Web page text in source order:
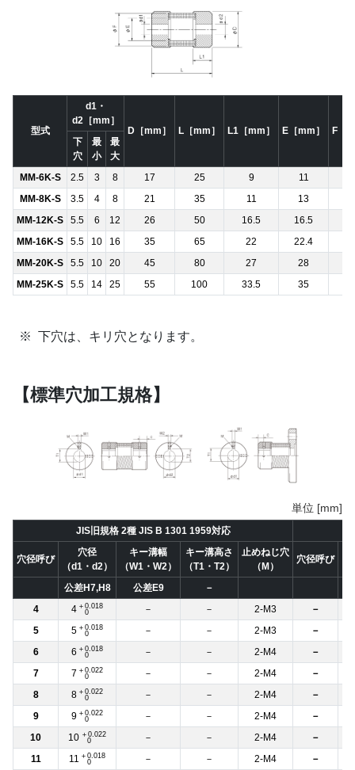
型式
d1・
d2［mm］
D［mm］
L［mm］ L1［mm］ E［mm］
F［
下
穴
最
小
最
大
MM-6K-S
2.5 3 8 17 25 9 11
MM-8K-S
3.5 4 8 21 35 11 13
MM-12K-S
5.5 6 12 26 50 16.5 16.5
MM-16K-S
5.5 10 16 35 65 22 22.4
MM-20K-S
5.5 10 20 45 80 27 28
MM-25K-S
5.5 14 25 55 100 33.5 35
下穴は、キリ穴となります。
【標準穴加工規格】
単位 [mm]
JIS旧規格 2種 JIS B 1301 1959対応
穴径呼び
穴径
（d1・d2）
キー溝幅
（W1・W2）
キー溝高さ
（T1・T2）
止めねじ穴
（M）
穴径呼び
公差H7,H8
公差E9 －
4
4 ＋0.018
0
－ － 2-M3
－
5
5 ＋0.018
0
－ － 2-M3
－
6
6 ＋0.018
0
－ － 2-M4
－
7
7 ＋0.022
0
－ － 2-M4
－
8
8 ＋0.022
0
－ － 2-M4
－
9
9 ＋0.022
0
－ － 2-M4
－
10
10 ＋0.022
0
－ － 2-M4
－
11
11 ＋0.018
0
－ － 2-M4 －